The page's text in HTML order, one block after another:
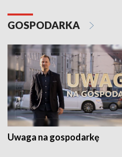
GOSPODARKA
Uwaga na gospodarkę